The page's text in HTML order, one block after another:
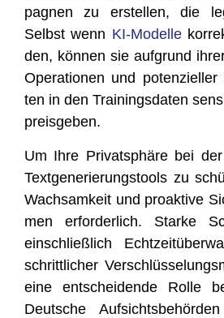
pa­gnen zu erstel­len, die
Selbst wenn KI-Model­le
den, kön­nen sie auf­grund
Ope­ra­tio­nen und
ten in den Trai­nings­da­ten
preisgeben.
Um Ihre Pri­vat­sphä­re bei
Text­ge­ne­rie­rungs­tools zu
Wach­sam­keit und pro­ak­ti­ve
men erfor­der­lich. Star­ke
ein­schließ­lich
schritt­li­cher
eine ent­schei­den­de Rol­le
Deut­sche